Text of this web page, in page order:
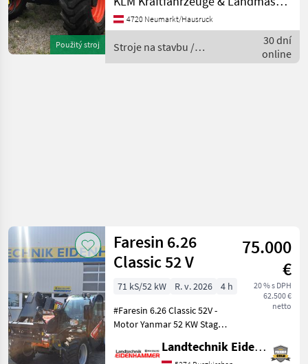
Použitý stroj
einer Hubkraft von 3500 kg
Bereifung: 400/80R24 3.
Hydrostat K
4720 Neumarkt/Hausruck
Stroje na stavbu /
Bobcat
30 dní
online
Faresin 6.26
Classic 52 V
75.000
€
20 % s DPH
62.500 €
netto
71 kS/52 kW R. v. 2026
4 h
#Faresin 6.26 Classic 52V -
Motor Yanmar 52 KW Stage
30 km/h -Euroaufnahme
Landtechnik Eidenhammer GmbH